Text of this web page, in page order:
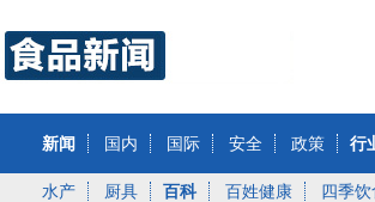
新闻 国内 国际 安全 政策 行
水产 厨具 百科 百姓健康 四季饮